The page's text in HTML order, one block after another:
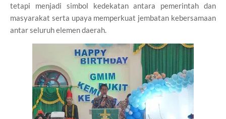
tetapi menjadi simbol kedekatan antara pemerintah dan
masyarakat serta upaya memperkuat jembatan kebersamaan
antar seluruh elemen daerah.